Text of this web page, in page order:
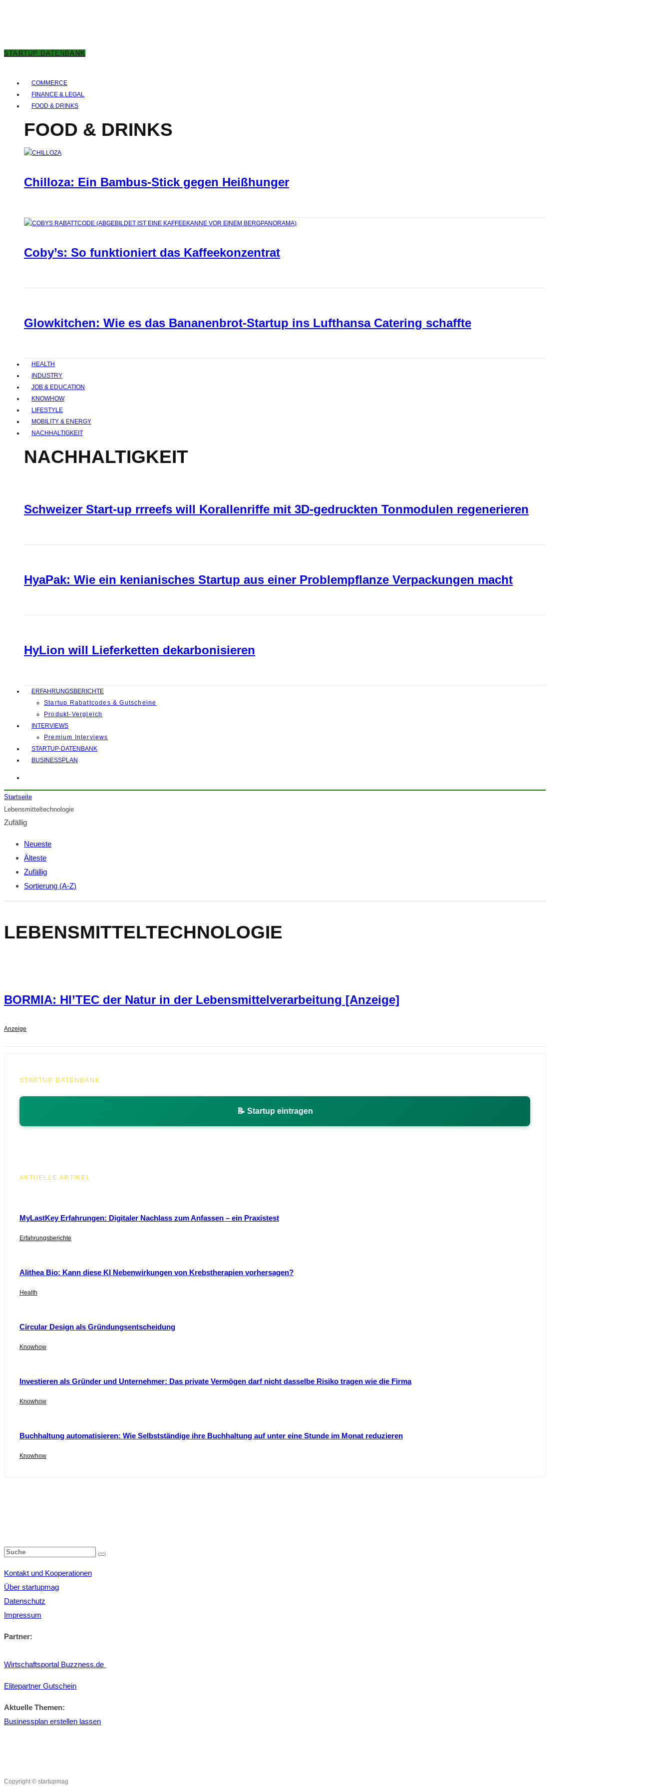
STARTUP DATENBANK
COMMERCE
FINANCE & LEGAL
FOOD & DRINKS
FOOD & DRINKS
Chilloza: Ein Bambus-Stick gegen Heißhunger
Coby’s: So funktioniert das Kaffeekonzentrat
Glowkitchen: Wie es das Bananenbrot-Startup ins Lufthansa Catering schaffte
HEALTH
INDUSTRY
JOB & EDUCATION
KNOWHOW
LIFESTYLE
MOBILITY & ENERGY
NACHHALTIGKEIT
NACHHALTIGKEIT
Schweizer Start-up rrreefs will Korallenriffe mit 3D-gedruckten Tonmodulen regenerieren
HyaPak: Wie ein kenianisches Startup aus einer Problempflanze Verpackungen macht
HyLion will Lieferketten dekarbonisieren
ERFAHRUNGSBERICHTE
Startup Rabattcodes & Gutscheine
Produkt-Vergleich
INTERVIEWS
Premium Interviews
STARTUP-DATENBANK
BUSINESSPLAN
Startseite
Lebensmitteltechnologie
Zufällig
Neueste
Älteste
Zufällig
Sortierung (A-Z)
LEBENSMITTELTECHNOLOGIE
BORMIA: HI’TEC der Natur in der Lebensmittelverarbeitung [Anzeige]
Anzeige
STARTUP DATENBANK
📝 Startup eintragen
AKTUELLE ARTIKEL
MyLastKey Erfahrungen: Digitaler Nachlass zum Anfassen – ein Praxistest
Erfahrungsberichte
Alithea Bio: Kann diese KI Nebenwirkungen von Krebstherapien vorhersagen?
Health
Circular Design als Gründungsentscheidung
Knowhow
Investieren als Gründer und Unternehmer: Das private Vermögen darf nicht dasselbe Risiko tragen wie die Firma
Knowhow
Buchhaltung automatisieren: Wie Selbstständige ihre Buchhaltung auf unter eine Stunde im Monat reduzieren
Knowhow
Kontakt und Kooperationen
Über startupmag
Datenschutz
Impressum
Partner:
Wirtschaftsportal Buzzness.de
Elitepartner Gutschein
Aktuelle Themen:
Businessplan erstellen lassen
Copyright © startupmag